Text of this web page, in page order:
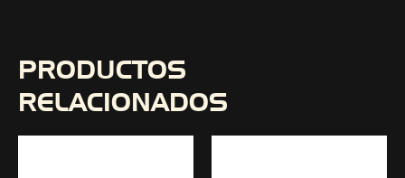
PRODUCTOS
RELACIONADOS